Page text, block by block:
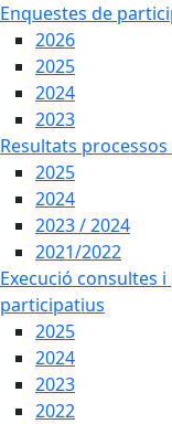
Enquestes de
2026
2025
2024
2023
Resultats
2025
2024
2023 / 2024
2021/2022
Execució consultes
participatius
2025
2024
2023
2022